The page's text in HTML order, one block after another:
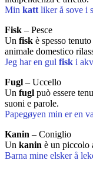
Min kattliker å sove i
Fisk – Pesce
Un fisk è spesso
animale domestico
Jeg har en gul fisk i
Fugl – Uccello
Un fugl può essere
suoni e parole.
Papegøyen min er en
Kanin – Coniglio
Un kanin è un piccolo
Barna mine elsker å